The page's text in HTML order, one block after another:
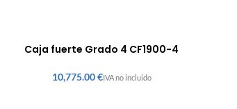
Caja fuerte Grado 4 CF1900-4
€